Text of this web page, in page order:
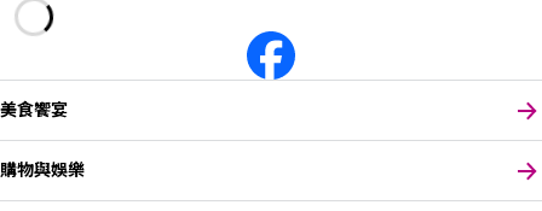
美食饗宴
購物與娛樂